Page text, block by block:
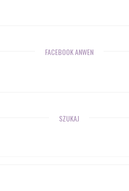
FACEBOOK ANWEN
SZUKAJ